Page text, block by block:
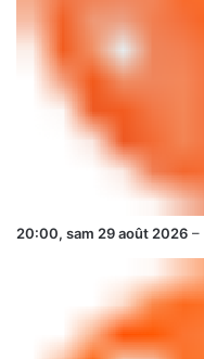
20:00, sam 29 août 2026 –